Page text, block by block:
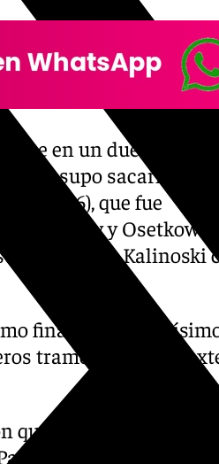
en un duelo
y supo sacarlo
(11-36), que fue
Perry y Osetkowski
además Kalinoski
final que un
tramos en el tiro
que saca la garra en los
colmo, un triple de